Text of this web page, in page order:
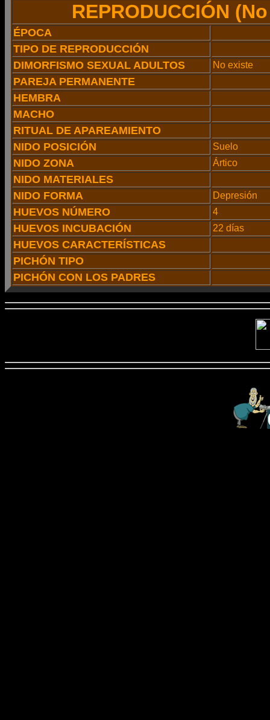
REPRODUCCIÓN
ÉPOCA
TIPO DE REPRODUCCIÓN
DIMORFISMO SEXUAL ADULTOS
No existe
PAREJA PERMANENTE
HEMBRA
MACHO
RITUAL DE APAREAMIENTO
NIDO POSICIÓN
Suelo
NIDO ZONA Ártico
NIDO MATERIALES
NIDO FORMA
Depresión
HUEVOS NÚMERO 4
HUEVOS INCUBACIÓN 22 días
HUEVOS CARACTERÍSTICAS
PICHÓN TIPO
PICHÓN CON LOS PADRES